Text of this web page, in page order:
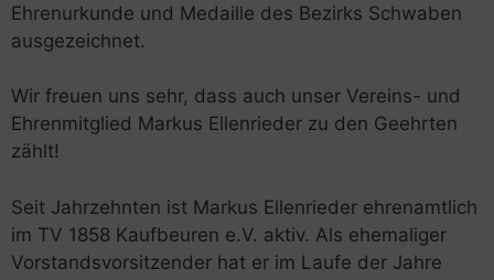
Ehrenurkunde und Medaille des Bezirks Schwaben
ausgezeichnet.
Wir freuen uns sehr, dass auch unser Vereins- und
Ehrenmitglied Markus Ellenrieder zu den Geehrten
zählt!
Seit Jahrzehnten ist Markus Ellenrieder ehrenamtlich
im TV 1858 Kaufbeuren e.V. aktiv. Als ehemaliger
Vorstandsvorsitzender hat er im Laufe der Jahre